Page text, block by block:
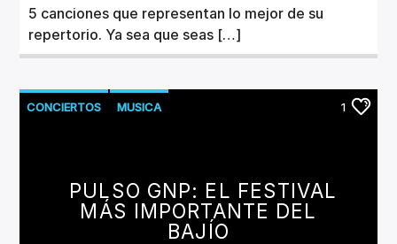
5 canciones que representan lo mejor de su
repertorio. Ya sea que seas […]
CONCIERTOS MUSICA 1
PULSO GNP: EL FESTIVAL
MÁS IMPORTANTE DEL
BAJÍO